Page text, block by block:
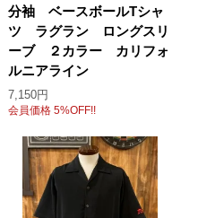
分袖 ベースボールTシャ
ツ ラグラン ロングスリ
ーブ ２カラー カリフォ
ルニアライン
7,150円
会員価格 5%OFF!!